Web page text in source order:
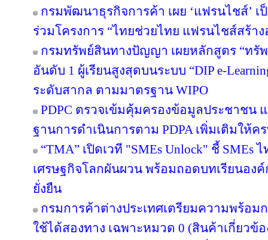
กรมพัฒนาธุรกิจการค้า เผย ‘แฟรนไชส์’
ร่วมโครงการ “ไทยช่วยไทย แฟรนไชส์สร้า
กรมทรัพย์สินทางปัญญา เผยหลักสูตร “ท
อันดับ 1 ผู้เรียนสูงสุดบนระบบ “DIP e-
ระดับสากล ตามมาตรฐาน WIPO
PDPC ตรวจเข้มคุ้มครองข้อมูลประชาชน
ฐานการดำเนินการตาม PDPA เพิ่มเติมให้ค
“TMA” เปิดเวที "SMEs Unlock" ชี้ SMEs
เศรษฐกิจโลกผันผวน พร้อมถอดบทเรียนอง
ยั่งยืน
กรมการค้าต่างประเทศเตรียมความพร้อ
ใช้ได้สองทาง เฉพาะหมวด 0 (สินค้าเกี่ยวข้